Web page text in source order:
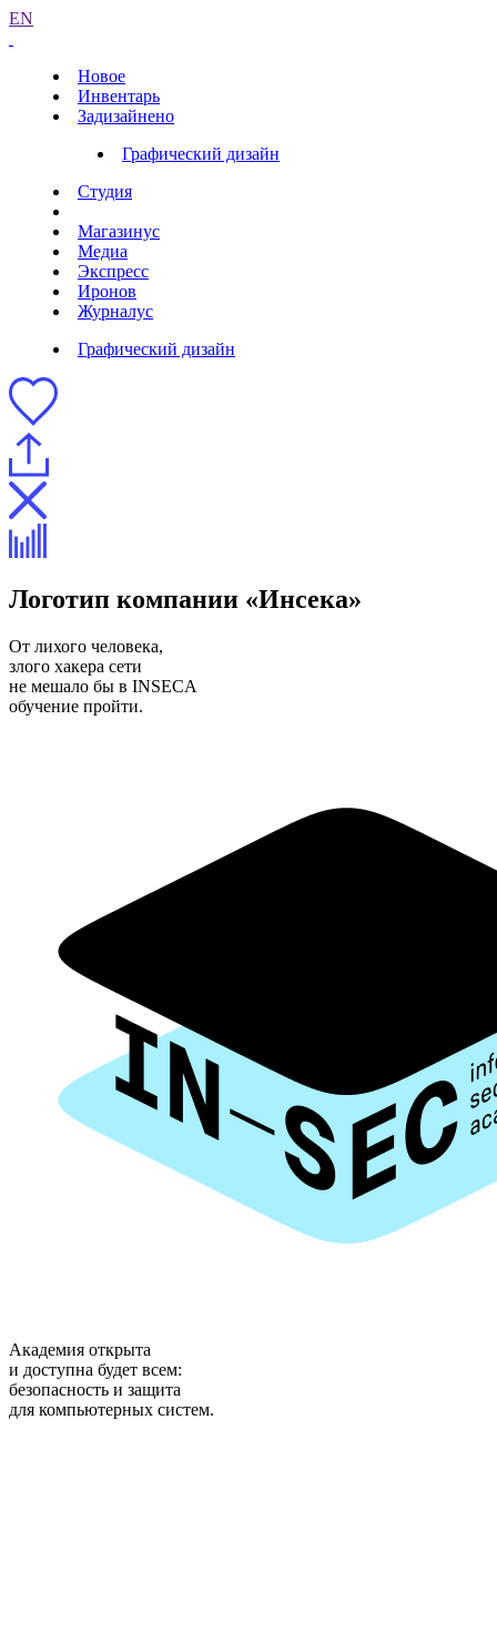
EN
Новое
Инвентарь
Задизайнено
Графический дизайн
Студия
Магазинус
Медиа
Экспресс
Иронов
Журналус
Графический дизайн
Логотип компании «Инсека»
От лихого человека,
злого хакера сети
не мешало бы в INSECA
обучение пройти.
Академия открыта
и доступна будет всем:
безопасность и защита
для компьютерных систем.